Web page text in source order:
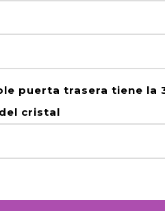
puerta trasera tiene la
cristal